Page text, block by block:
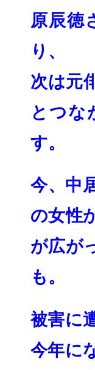
原辰徳
り、
次は元
とつな
す。
今、中
の女性
が広が
も。
被害に
今年に